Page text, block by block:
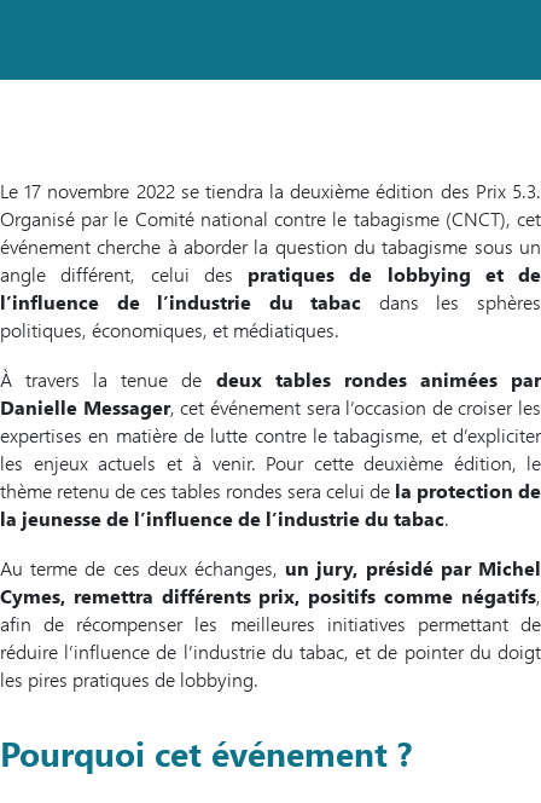
Le 17 novembre 2022 se tiendra la deuxième édition des Prix 5.3.
Organisé par le Comité national contre le tabagisme (CNCT), cet
événement cherche à aborder la question du tabagisme sous un
angle différent, celui des pratiques de lobbying et de
l’influence de l’industrie du tabac dans les sphères
politiques, économiques, et médiatiques.
À travers la tenue de deux tables rondes animées par
Danielle Messager, cet événement sera l’occasion de croiser les
expertises en matière de lutte contre le tabagisme, et d’expliciter
les enjeux actuels et à venir. Pour cette deuxième édition, le
thème retenu de ces tables rondes sera celui de la protection de
la jeunesse de l’influence de l’industrie du tabac.
Au terme de ces deux échanges, un jury, présidé par Michel
Cymes, remettra différents prix, positifs comme négatifs,
afin de récompenser les meilleures initiatives permettant de
réduire l’influence de l’industrie du tabac, et de pointer du doigt
les pires pratiques de lobbying.
Pourquoi cet événement ?